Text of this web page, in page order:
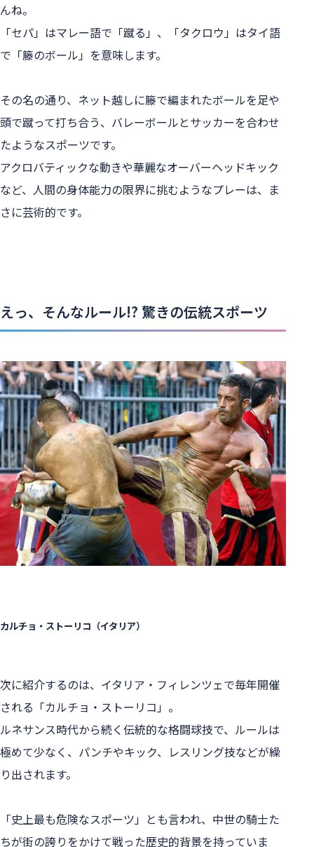
んね。
「セパ」はマレー語で「蹴る」、「タクロウ」はタイ語
で「籐のボール」を意味します。
その名の通り、ネット越しに籐で編まれたボールを足や
頭で蹴って打ち合う、バレーボールとサッカーを合わせ
たようなスポーツです。
アクロバティックな動きや華麗なオーバーヘッドキック
など、人間の身体能力の限界に挑むようなプレーは、ま
さに芸術的です。
えっ、そんなルール!? 驚きの伝統スポーツ
カルチョ・ストーリコ（イタリア）
次に紹介するのは、イタリア・フィレンツェで毎年開催
される「カルチョ・ストーリコ」。
ルネサンス時代から続く伝統的な格闘球技で、ルールは
極めて少なく、パンチやキック、レスリング技などが繰
り出されます。
「史上最も危険なスポーツ」とも言われ、中世の騎士た
ちが街の誇りをかけて戦った歴史的背景を持っていま